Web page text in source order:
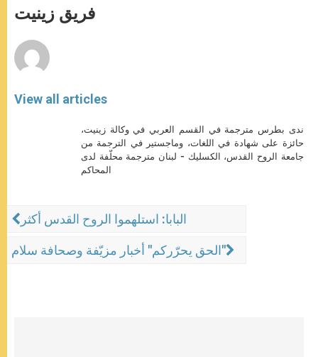
p
p
g
e
o
k
فريق زينيت
View all articles
ندى بطرس مترجمة في القسم العربي في وكالة زينيت،
حائزة على شهادة في اللغات، وماجستير في الترجمة من
جامعة الروح القدس، الكسليك - لبنان مترجمة محلّفة لدى
المحاكم
البابا: استلهموا الروح القدس أكثر
الحق يحرّركم" أخبار مزيّفة وصحافة سلام"